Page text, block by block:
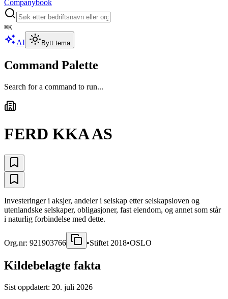
Companybook
⌘K
AI Bytt tema
Command Palette
Search for a command to run...
FERD KKA AS
Investeringer i aksjer, andeler i selskap etter selskapsloven og
utenlandske selskaper, obligasjoner, fast eiendom, og annet som står
i naturlig forbindelse med dette.
Org.nr: 921903766 •Stiftet 2018•OSLO
Kildebelagte fakta
Sist oppdatert: 20. juli 2026